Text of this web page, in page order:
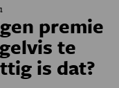
premie
te
is dat?